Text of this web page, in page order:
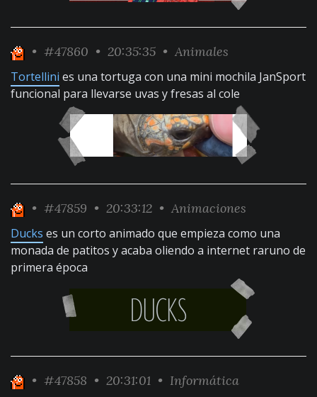
• #47860 • 20:35:35 • Animales
Tortellini es una tortuga con una mini mochila JanSport
funcional para llevarse uvas y fresas al cole
• #47859 • 20:33:12 • Animaciones
Ducks es un corto animado que empieza como una
monada de patitos y acaba oliendo a internet raruno de
primera época
• #47858 • 20:31:01 • Informática